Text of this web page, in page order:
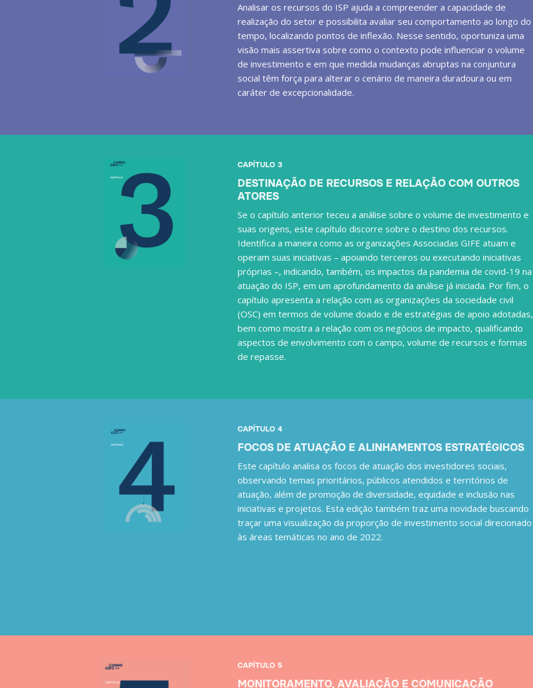
Analisar os recursos do ISP ajuda a compreender a capacidade de
realização do setor e possibilita avaliar seu comportamento ao longo do
tempo, localizando pontos de inflexão. Nesse sentido, oportuniza uma
visão mais assertiva sobre como o contexto pode influenciar o volume
de investimento e em que medida mudanças abruptas na conjuntura
social têm força para alterar o cenário de maneira duradoura ou em
caráter de excepcionalidade.
CAPÍTULO 3
DESTINAÇÃO DE RECURSOS E RELAÇÃO COM OUTROS
ATORES
Se o capítulo anterior teceu a análise sobre o volume de investimento e
suas origens, este capítulo discorre sobre o destino dos recursos.
Identifica a maneira como as organizações Associadas GIFE atuam e
operam suas iniciativas – apoiando terceiros ou executando iniciativas
próprias –, indicando, também, os impactos da pandemia de covid-19 na
atuação do ISP, em um aprofundamento da análise já iniciada. Por fim, o
capítulo apresenta a relação com as organizações da sociedade civil
(OSC) em termos de volume doado e de estratégias de apoio adotadas,
bem como mostra a relação com os negócios de impacto, qualificando
aspectos de envolvimento com o campo, volume de recursos e formas
de repasse.
CAPÍTULO 4
FOCOS DE ATUAÇÃO E ALINHAMENTOS ESTRATÉGICOS
Este capítulo analisa os focos de atuação dos investidores sociais,
observando temas prioritários, públicos atendidos e territórios de
atuação, além de promoção de diversidade, equidade e inclusão nas
iniciativas e projetos. Esta edição também traz uma novidade buscando
traçar uma visualização da proporção de investimento social direcionado
às áreas temáticas no ano de 2022.
CAPÍTULO 5
MONITORAMENTO, AVALIAÇÃO E COMUNICAÇÃO